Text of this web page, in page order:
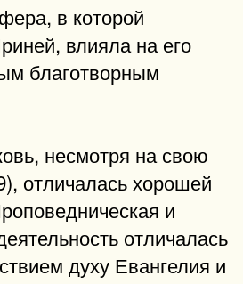
в которой
влияла на его
благотворным
несмотря на свою
отличалась хорошей
и
отличалась
духу Евангелия и